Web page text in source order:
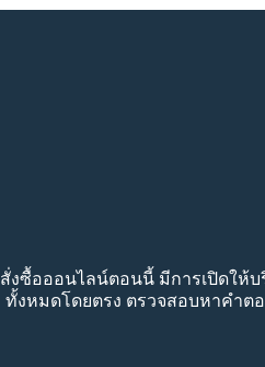
สั่งซื้อออนไลน์ตอนนี้ มีการเปิดให้บ
ทั้งหมดโดยตรง ตรวจสอบหาคำต